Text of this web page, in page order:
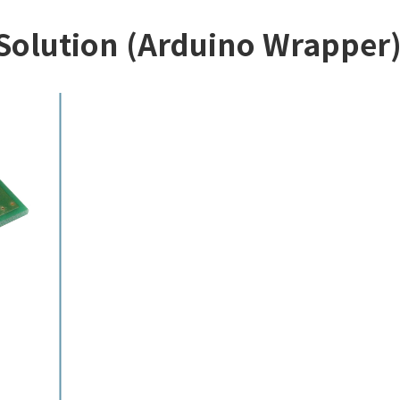
(Arduino Wrapper)